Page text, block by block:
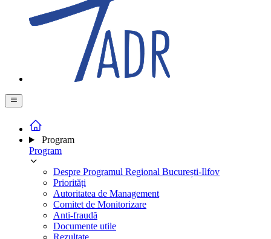
Program
Program
Despre Programul Regional București-Ilfov
Priorități
Autoritatea de Management
Comitet de Monitorizare
Anti-fraudă
Documente utile
Rezultate